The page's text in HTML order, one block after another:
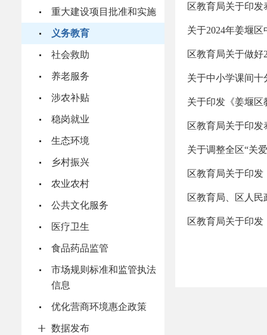
重大建设项目批准和实施
义务教育
社会救助
养老服务
涉农补贴
稳岗就业
生态环境
乡村振兴
农业农村
公共文化服务
医疗卫生
食品药品监管
市场规则标准和监管执法
信息
优化营商环境惠企政策
数据发布
区教育局关于印
关于2024年姜堰
区教育局关于做好
关于中小学课间
关于印发《姜堰
区教育局关于印
关于调整全区“关
区教育局关于印
区教育局、区人民
区教育局关于印